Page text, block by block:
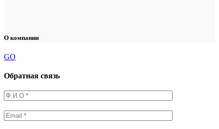
О компании
GO
Обратная связь